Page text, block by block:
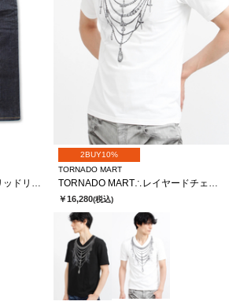
TORNADO MART∴ハイブリッドリジットデニム
2BUY10%
TORNADO MART
TORNADO MART∴レイヤードチェーンバタフライプリントTシャツ
￥16,280(税込)